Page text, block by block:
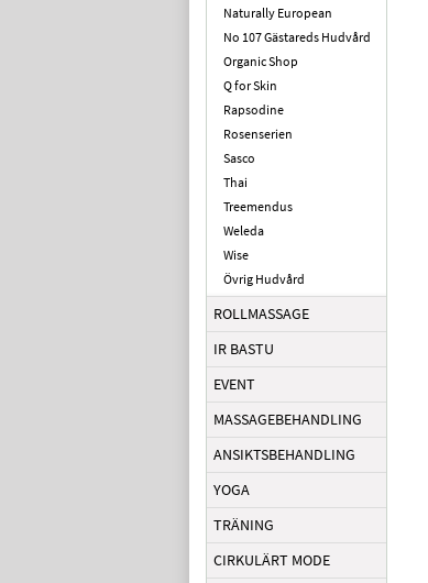
Naturally European
No 107 Gästareds Hudvård
Organic Shop
Q for Skin
Rapsodine
Rosenserien
Sasco
Thai
Treemendus
Weleda
Wise
Övrig Hudvård
ROLLMASSAGE
IR BASTU
EVENT
MASSAGEBEHANDLING
ANSIKTSBEHANDLING
YOGA
TRÄNING
CIRKULÄRT MODE